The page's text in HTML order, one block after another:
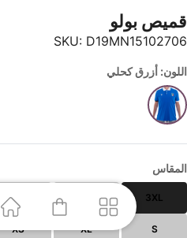
قميص بولو
SKU: D19MN15102706
اللون: أزرق كحلي
المقاس
3XL
5XL
S
XL
XS